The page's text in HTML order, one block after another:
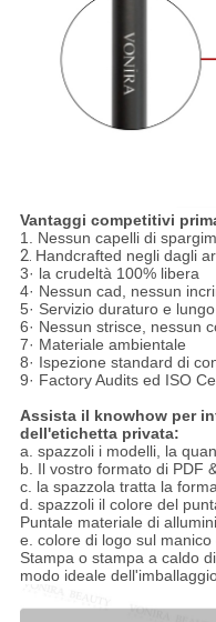
Vantaggi competitivi
1. Nessun capelli di
2. Handcrafted negli dagli
3· la crudeltà 100% libera
4· Nessun cad, nessun
5· Servizio duraturo e
6· Nessun strisce, nessun
7· Materiale ambientale
8· Ispezione standard di
9· Factory Audits ed ISO
Assista il knowhow per
dell'etichetta privata:
a. spazzoli i modelli, la
b. Il vostro formato di PDF
c. la spazzola tratta la
d. spazzoli il colore del
Puntale materiale di
e. colore di logo sul manico
Stampa o stampa a caldo
modo ideale